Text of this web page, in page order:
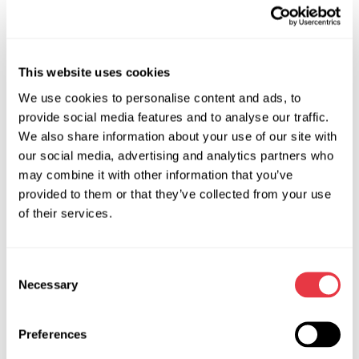
This website uses cookies
We use cookies to personalise content and ads, to
provide social media features and to analyse our traffic.
We also share information about your use of our site with
our social media, advertising and analytics partners who
may combine it with other information that you’ve
provided to them or that they’ve collected from your use
of their services.
Selection
Necessary
Preferences
амортизаторов и стоек всех типов.
Во время обучения важно получить практические навыки,
которые пригодятся в ежедневной работе.
4. Обеспечьте качество и эффективность работы -
используйте профессиональное оборудование и
надежные комплектующие
Лучше сразу приобрести необходимое оборудование.
выполнять работу быстро и качественно, а также
поднимет авторитет мастерской в глазах клиентов.